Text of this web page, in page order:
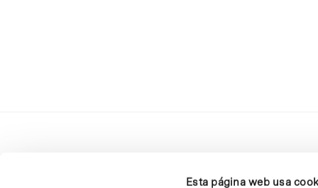
Esta página web usa